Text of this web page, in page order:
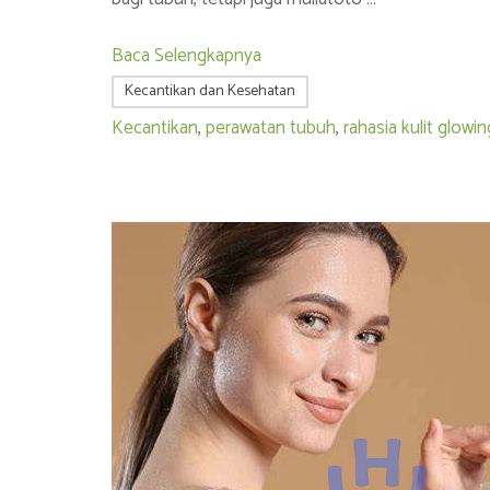
Baca Selengkapnya
Kecantikan dan Kesehatan
Kecantikan,perawatan tubuh,rahasia kulit